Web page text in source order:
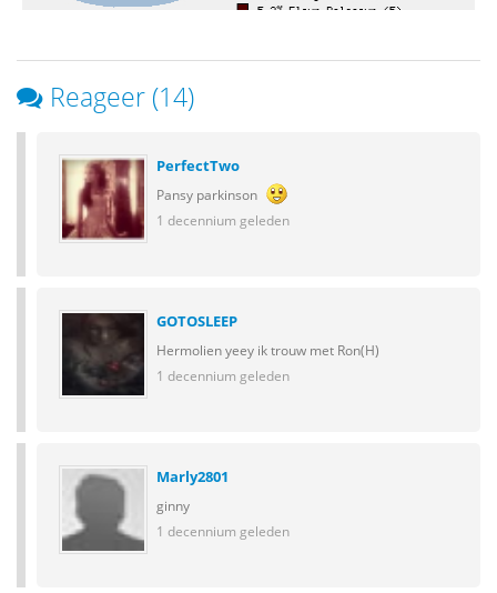
Reageer (14)
PerfectTwo
Pansy parkinson
1 decennium geleden
GOTOSLEEP
Hermolien yeey ik trouw met Ron(H)
1 decennium geleden
Marly2801
ginny
1 decennium geleden